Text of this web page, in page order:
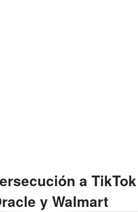
a
y Walmart